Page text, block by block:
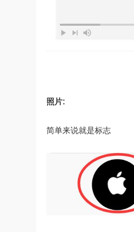
照片:
简单来说就是标志